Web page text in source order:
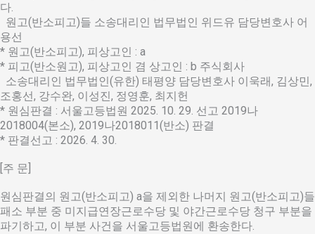
다.
원고(반소피고)들 소송대리인 법무법인 위드유 담당변호사 어
용선
* 원고(반소피고), 피상고인 : a
* 피고(반소원고), 피상고인 겸 상고인 : b 주식회사
소송대리인 법무법인(유한) 태평양 담당변호사 이욱래, 김상민,
조홍선, 강수완, 이성진, 정영훈, 최지헌
* 원심판결 : 서울고등법원 2025. 10. 29. 선고 2019나
2018004(본소), 2019나2018011(반소) 판결
* 판결선고 : 2026. 4. 30.
[주 문]
원심판결의 원고(반소피고) a을 제외한 나머지 원고(반소피고)들
패소 부분 중 미지급연장근로수당 및 야간근로수당 청구 부분을
파기하고, 이 부분 사건을 서울고등법원에 환송한다.